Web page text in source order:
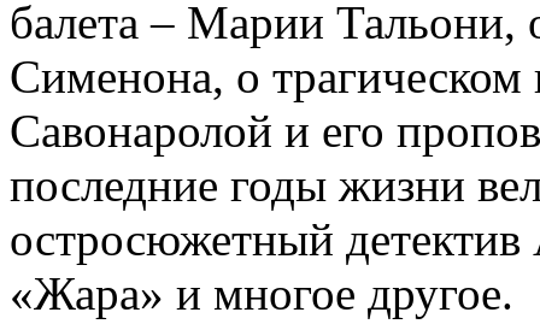
балета – Марии
Сименона, о трагическом
Савонаролой и его
последние годы жизни
остросюжетный детектив
«Жара» и многое другое.